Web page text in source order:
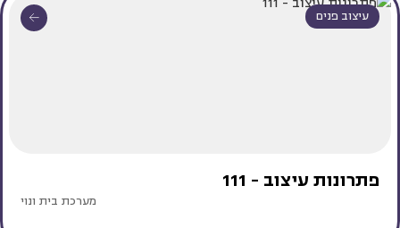
עיצוב פנים
פתרונות עיצוב - 111
מערכת בית ונוי